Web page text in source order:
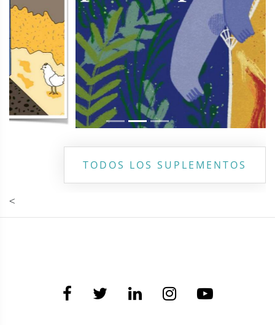
TODOS LOS SUPLEMENTOS
<